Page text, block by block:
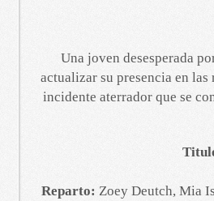
Una joven desesperada
actualizar su presencia en
incidente aterrador que se
Reparto: Zoey Deutch, Mia